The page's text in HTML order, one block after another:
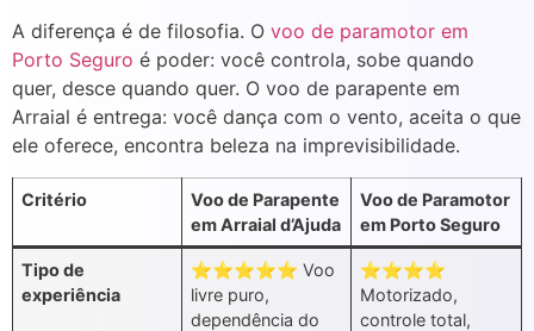
A diferença é de filosofia. O voo de paramotor em
Porto Seguro é poder: você controla, sobe quando
quer, desce quando quer. O voo de parapente em
Arraial é entrega: você dança com o vento, aceita o que
ele oferece, encontra beleza na imprevisibilidade.
Critério
Voo de Parapente
em Arraial d’Ajuda
Voo de Paramotor
em Porto Seguro
Tipo de
experiência
⭐⭐⭐⭐⭐ Voo
livre puro,
dependência do
⭐⭐⭐⭐
Motorizado,
controle total,